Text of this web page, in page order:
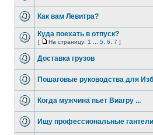
Как вам Левитра?
Куда поехать в отпуск?
[ На страницу: 1 5 6 7 ]
Доставка грузов
Пошаговые руководства для
Когда мужчина пьет Виагру ...
Ищу профессиональные гантели